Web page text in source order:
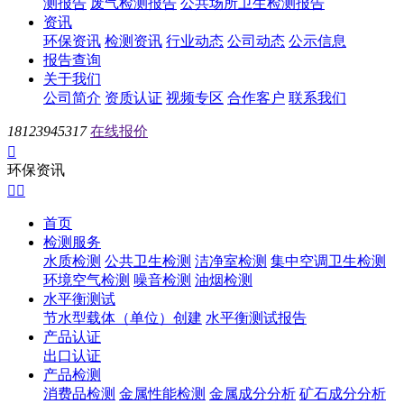
测报告 废气检测报告 公共场所卫生检测报告
资讯
环保资讯 检测资讯 行业动态 公司动态 公示信息
报告查询
关于我们
公司简介 资质认证 视频专区 合作客户 联系我们
18123945317 在线报价

环保资讯
 
首页
检测服务
水质检测 公共卫生检测 洁净室检测 集中空调卫生检测
环境空气检测 噪音检测 油烟检测
水平衡测试
节水型载体（单位）创建 水平衡测试报告
产品认证
出口认证
产品检测
消费品检测 金属性能检测 金属成分分析 矿石成分分析